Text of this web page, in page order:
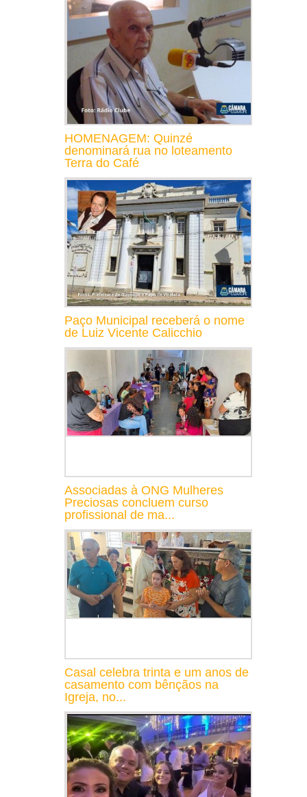
HOMENAGEM: Quinzé
denominará rua no loteamento
Terra do Café
Paço Municipal receberá o nome
de Luiz Vicente Calicchio
Associadas à ONG Mulheres
Preciosas concluem curso
profissional de ma...
Casal celebra trinta e um anos de
casamento com bênçãos na
Igreja, no...